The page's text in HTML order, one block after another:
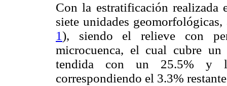
Con la estratificación realizada
siete unidades
1), siendo el relieve con
microcuenca, el cual cubre
tendida con un 25.5% y
correspondiendo el 3.3%